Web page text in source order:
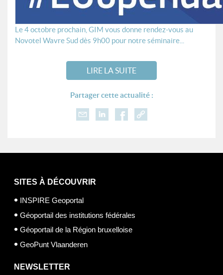
Le 4 octobre prochain, GIM vous donne rendez-vous au
Novotel Wavre Sud dès 9h00 pour notre séminaire...
LIRE LA SUITE
Partager cette actualité :
SITES À DÉCOUVRIR
INSPIRE Geoportal
Géoportail des institutions fédérales
Géoportail de la Région bruxelloise
GeoPunt Vlaanderen
NEWSLETTER